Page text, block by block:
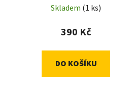
Skladem (1 ks)
390 Kč
DO KOŠÍKU